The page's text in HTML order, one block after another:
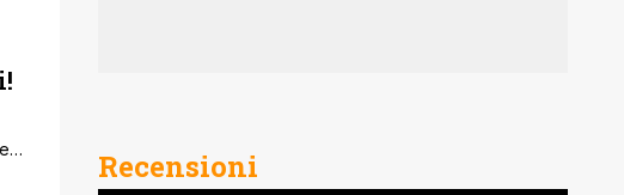
Recensioni